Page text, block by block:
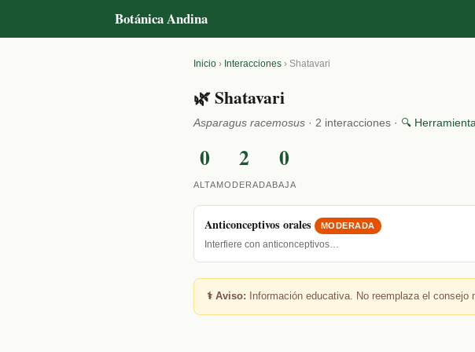
Botánica Andina
Inicio › Interacciones › Shatavari
🌿 Shatavari
Asparagus racemosus · 2 interacciones · 🔍
0
ALTA
2
MODERADA
0
BAJA
Anticonceptivos orales MODERADA
Interfiere con anticonceptivos…
⚕️ Aviso: Información educativa. No reemplaza el